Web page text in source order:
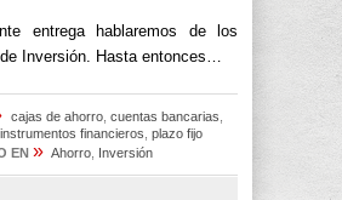
entrega hablaremos de los
Inversión. Hasta entonces…
cajas de ahorro cuentas bancarias
instrumentos financieros plazo fijo
EN » Ahorro Inversión